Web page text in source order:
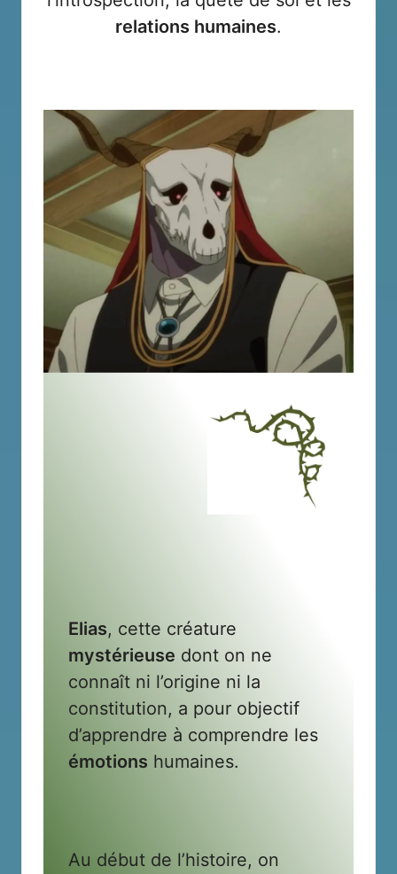
relations humaines.
Elias, cette créature
mystérieuse dont on ne
connaît ni l’origine ni la
constitution, a pour objectif
d’apprendre à comprendre les
émotions humaines.
Au début de l’histoire, on